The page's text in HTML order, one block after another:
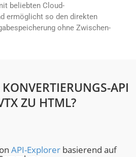
beliebten Cloud-
ermöglicht so den direkten
ohne Zwischen-
API
ZU HTML?
API-Explorer basierend auf